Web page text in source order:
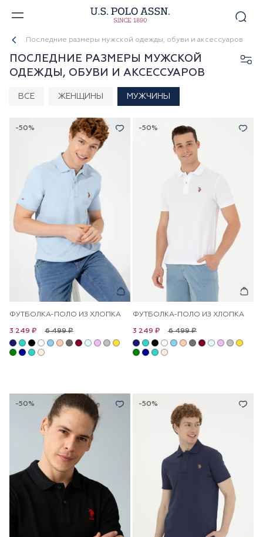
Последние размеры мужской одежды, обуви и аксессуаров
ПОСЛЕДНИЕ РАЗМЕРЫ МУЖСКОЙ
ОДЕЖДЫ, ОБУВИ И АКСЕССУАРОВ
ВСЕ ЖЕНЩИНЫ МУЖЧИНЫ
-50%
ФУТБОЛКА-ПОЛО ИЗ ХЛОПКА
6 499 ₽
3 249 ₽
-50%
ФУТБОЛКА-ПОЛО ИЗ ХЛОПКА
6 499 ₽
3 249 ₽
-50% -50%